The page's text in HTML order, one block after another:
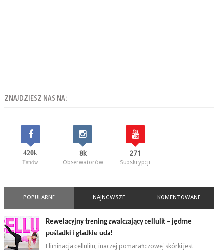
ZNAJDZIESZ NAS NA:
420k
Fanów
8k
Obserwatorów
271
Subskrypcji
POPULARNE NAJNOWSZE KOMENTOWANE
Rewelacyjny trening zwalczający cellulit – jędrne
pośladki i gładkie uda!
Eliminacja cellulitu, inaczej pomarańczowej skórki jest